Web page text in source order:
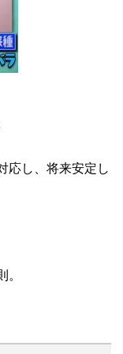
応し、将来安定し
。